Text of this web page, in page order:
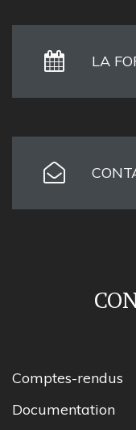
LA
Comptes-rendus
Documentation